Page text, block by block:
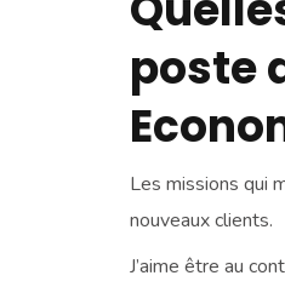
poste
Les missions qui
nouveaux clients.
J’aime être au